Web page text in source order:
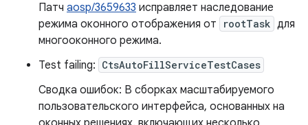
Патч aosp/3659633 исправляет наследование
режима оконного отображения от
rootTask для
многооконного режима.
Test failing: CtsAutoFillServiceTestCases
Сводка ошибок: В сборках масштабируемого
пользовательского интерфейса, основанных на